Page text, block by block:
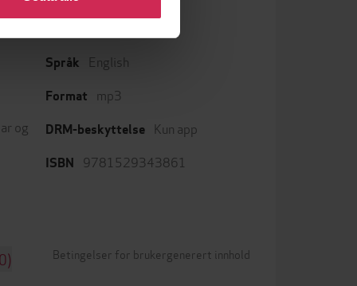
og
Språk English
Format mp3
DRM-beskyttelse Kun app
ISBN 9781529343861
Betingelser for brukergenerert innhold